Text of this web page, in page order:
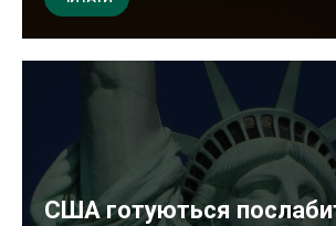
США готуються